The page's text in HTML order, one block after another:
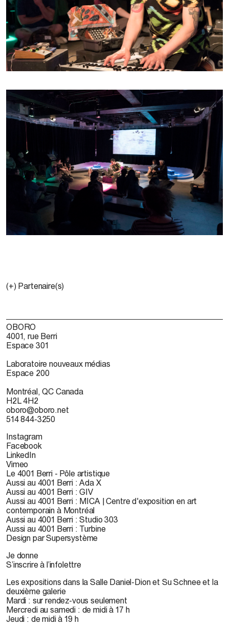
(+) Partenaire(s)
OBORO
4001, rue Berri
Espace 301
Laboratoire nouveaux médias
Espace 200
Montréal, QC Canada
H2L 4H2
oboro@oboro.net
514 844-3250
Instagram
Facebook
LinkedIn
Vimeo
Le 4001 Berri - Pôle artistique
Aussi au 4001 Berri : Ada X
Aussi au 4001 Berri : GIV
Aussi au 4001 Berri : MICA | Centre d'exposition en art
contemporain à Montréal
Aussi au 4001 Berri : Studio 303
Aussi au 4001 Berri : Turbine
Design par Supersystème
Je donne
S’inscrire à l’infolettre
Les expositions dans la Salle Daniel-Dion et Su Schnee et la
deuxième galerie
Mardi : sur rendez-vous seulement
Mercredi au samedi : de midi à 17 h
Jeudi : de midi à 19 h